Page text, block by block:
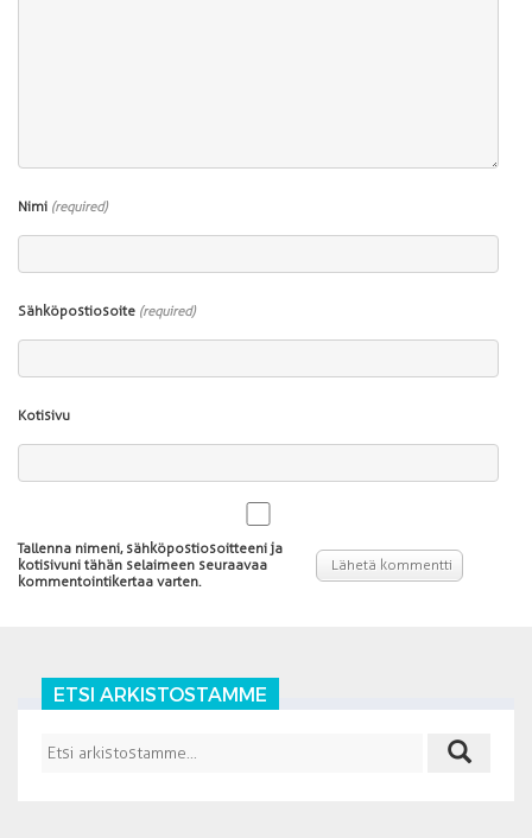
Nimi (required)
Sähköpostiosoite (required)
Kotisivu
Tallenna nimeni, sähköpostiosoitteeni ja
kotisivuni tähän selaimeen seuraavaa
kommentointikertaa varten.
ETSI ARKISTOSTAMME